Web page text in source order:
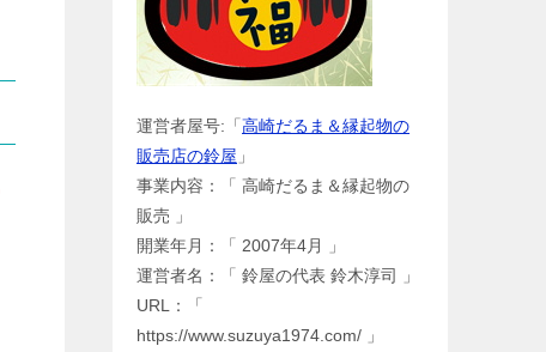
運営者屋号:「 高崎だるま＆縁起物の
販売店の鈴屋 」
事業内容：「 高崎だるま＆縁起物の
販売 」
開業年月：「 2007年4月 」
運営者名：「 鈴屋の代表 鈴木淳司 」
URL：「
https://www.suzuya1974.com/ 」